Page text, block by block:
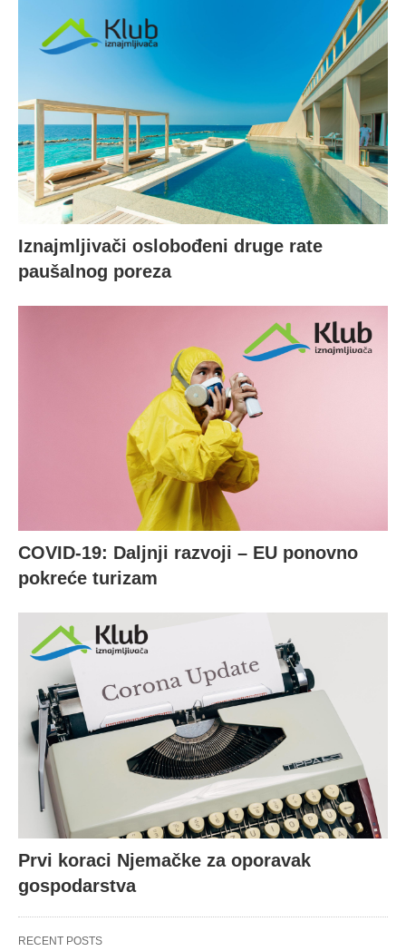
Iznajmljivači oslobođeni druge rate
paušalnog poreza
COVID-19: Daljnji razvoji – EU ponovno
pokreće turizam
Prvi koraci Njemačke za oporavak
gospodarstva
RECENT POSTS